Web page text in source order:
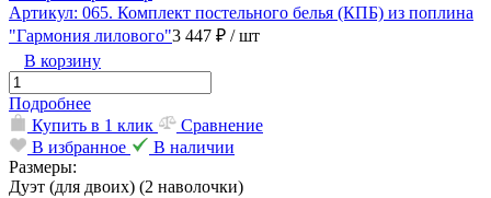
Артикул: 065. Комплект постельного белья (КПБ) из поплина
"Гармония лилового"3 447 ₽ / шт
В корзину
Подробнее
Купить в 1 клик
Сравнение
В избранное
В наличии
Размеры:
Дуэт (для двоих) (2 наволочки)